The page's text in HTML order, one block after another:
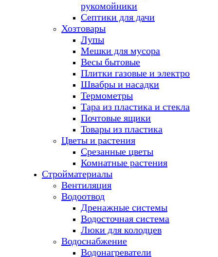
рукомойники
Септики для дачи
Хозтовары
Лупы
Мешки для мусора
Весы бытовые
Плитки газовые и электро
Швабры и насадки
Термометры
Тара из пластика и стекла
Почтовые ящики
Товары из пластика
Цветы и растения
Срезанные цветы
Комнатные растения
Стройматериалы
Вентиляция
Водоотвод
Дренажные системы
Водосточная система
Люки для колодцев
Водоснабжение
Водонагреватели